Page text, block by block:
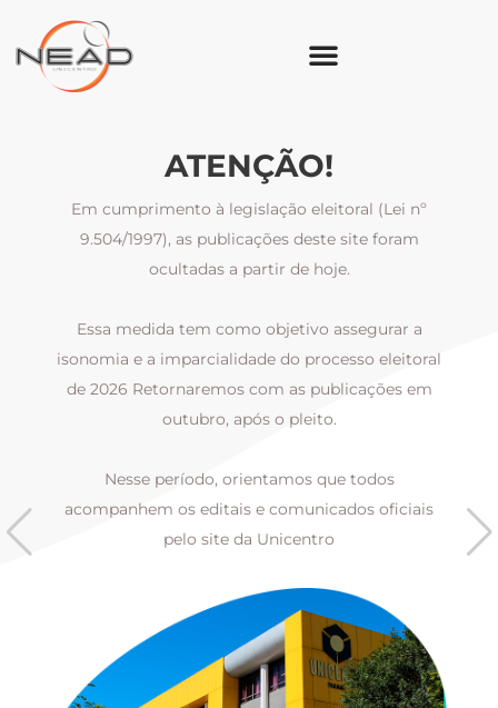
ATENÇÃO!
Em cumprimento à legislação eleitoral (Lei nº
9.504/1997), as publicações deste site foram
ocultadas a partir de hoje.
Essa medida tem como objetivo assegurar a
isonomia e a imparcialidade do processo eleitoral
de 2026 Retornaremos com as publicações em
outubro, após o pleito.
Nesse período, orientamos que todos
acompanhem os editais e comunicados oficiais
pelo site da Unicentro